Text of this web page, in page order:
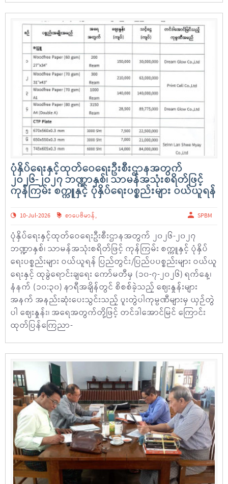
ပုံနှိပ်ရေးနှင့်ထုတ်ဝေရေးဦးစီးဌာနအတွက်
၂၀၂၆-၂၀၂၇ ဘဏ္ဍာနှစ်၊ သာမန်အသုံးစရိတ်ဖြင့်
ကုန်ကြမ်း စက္ကူနှင့် ပုံနှိပ်ရေးပစ္စည်းများ ဝယ်ယူရန်
10-Jul-2026 စာပေဗိမာန်, SPBM
ပုံနှိပ်ရေးနှင့်ထုတ်ဝေရေးဦးစီးဌာနအတွက် ၂၀၂၆-၂၀၂၇
ဘဏ္ဍာနှစ်၊ သာမန်အသုံးစရိတ်ဖြင့် ကုန်ကြမ်း စက္ကူနှင့် ပုံနှိပ်
ရေးပစ္စည်းများ ဝယ်ယူရန် ပြည်တွင်း/ပြည်ပပစ္စည်းများ ဝယ်ယူ
ရေးနှင့် ထုခွဲရောင်းချရေး ကော်မတီမှ (၁၀-၇-၂၀၂၆) ရက်နေ့၊
နံနက် (၁၀:၃၀) နာရီအချိန်တွင် စိစစ်ခဲ့သည့် ဈေးနှုန်းများ
အနက် အနည်းဆုံးပေးသွင်းသည့် ပူးတွဲပါကုမ္ပဏီများမှ ယှဉ်တွဲ
ပါ ဈေးနှုန်း၊ အရေအတွက်တို့ဖြင့် တင်ဒါအောင်မြင် ကြောင်း
ထုတ်ပြန်ကြေညာ-